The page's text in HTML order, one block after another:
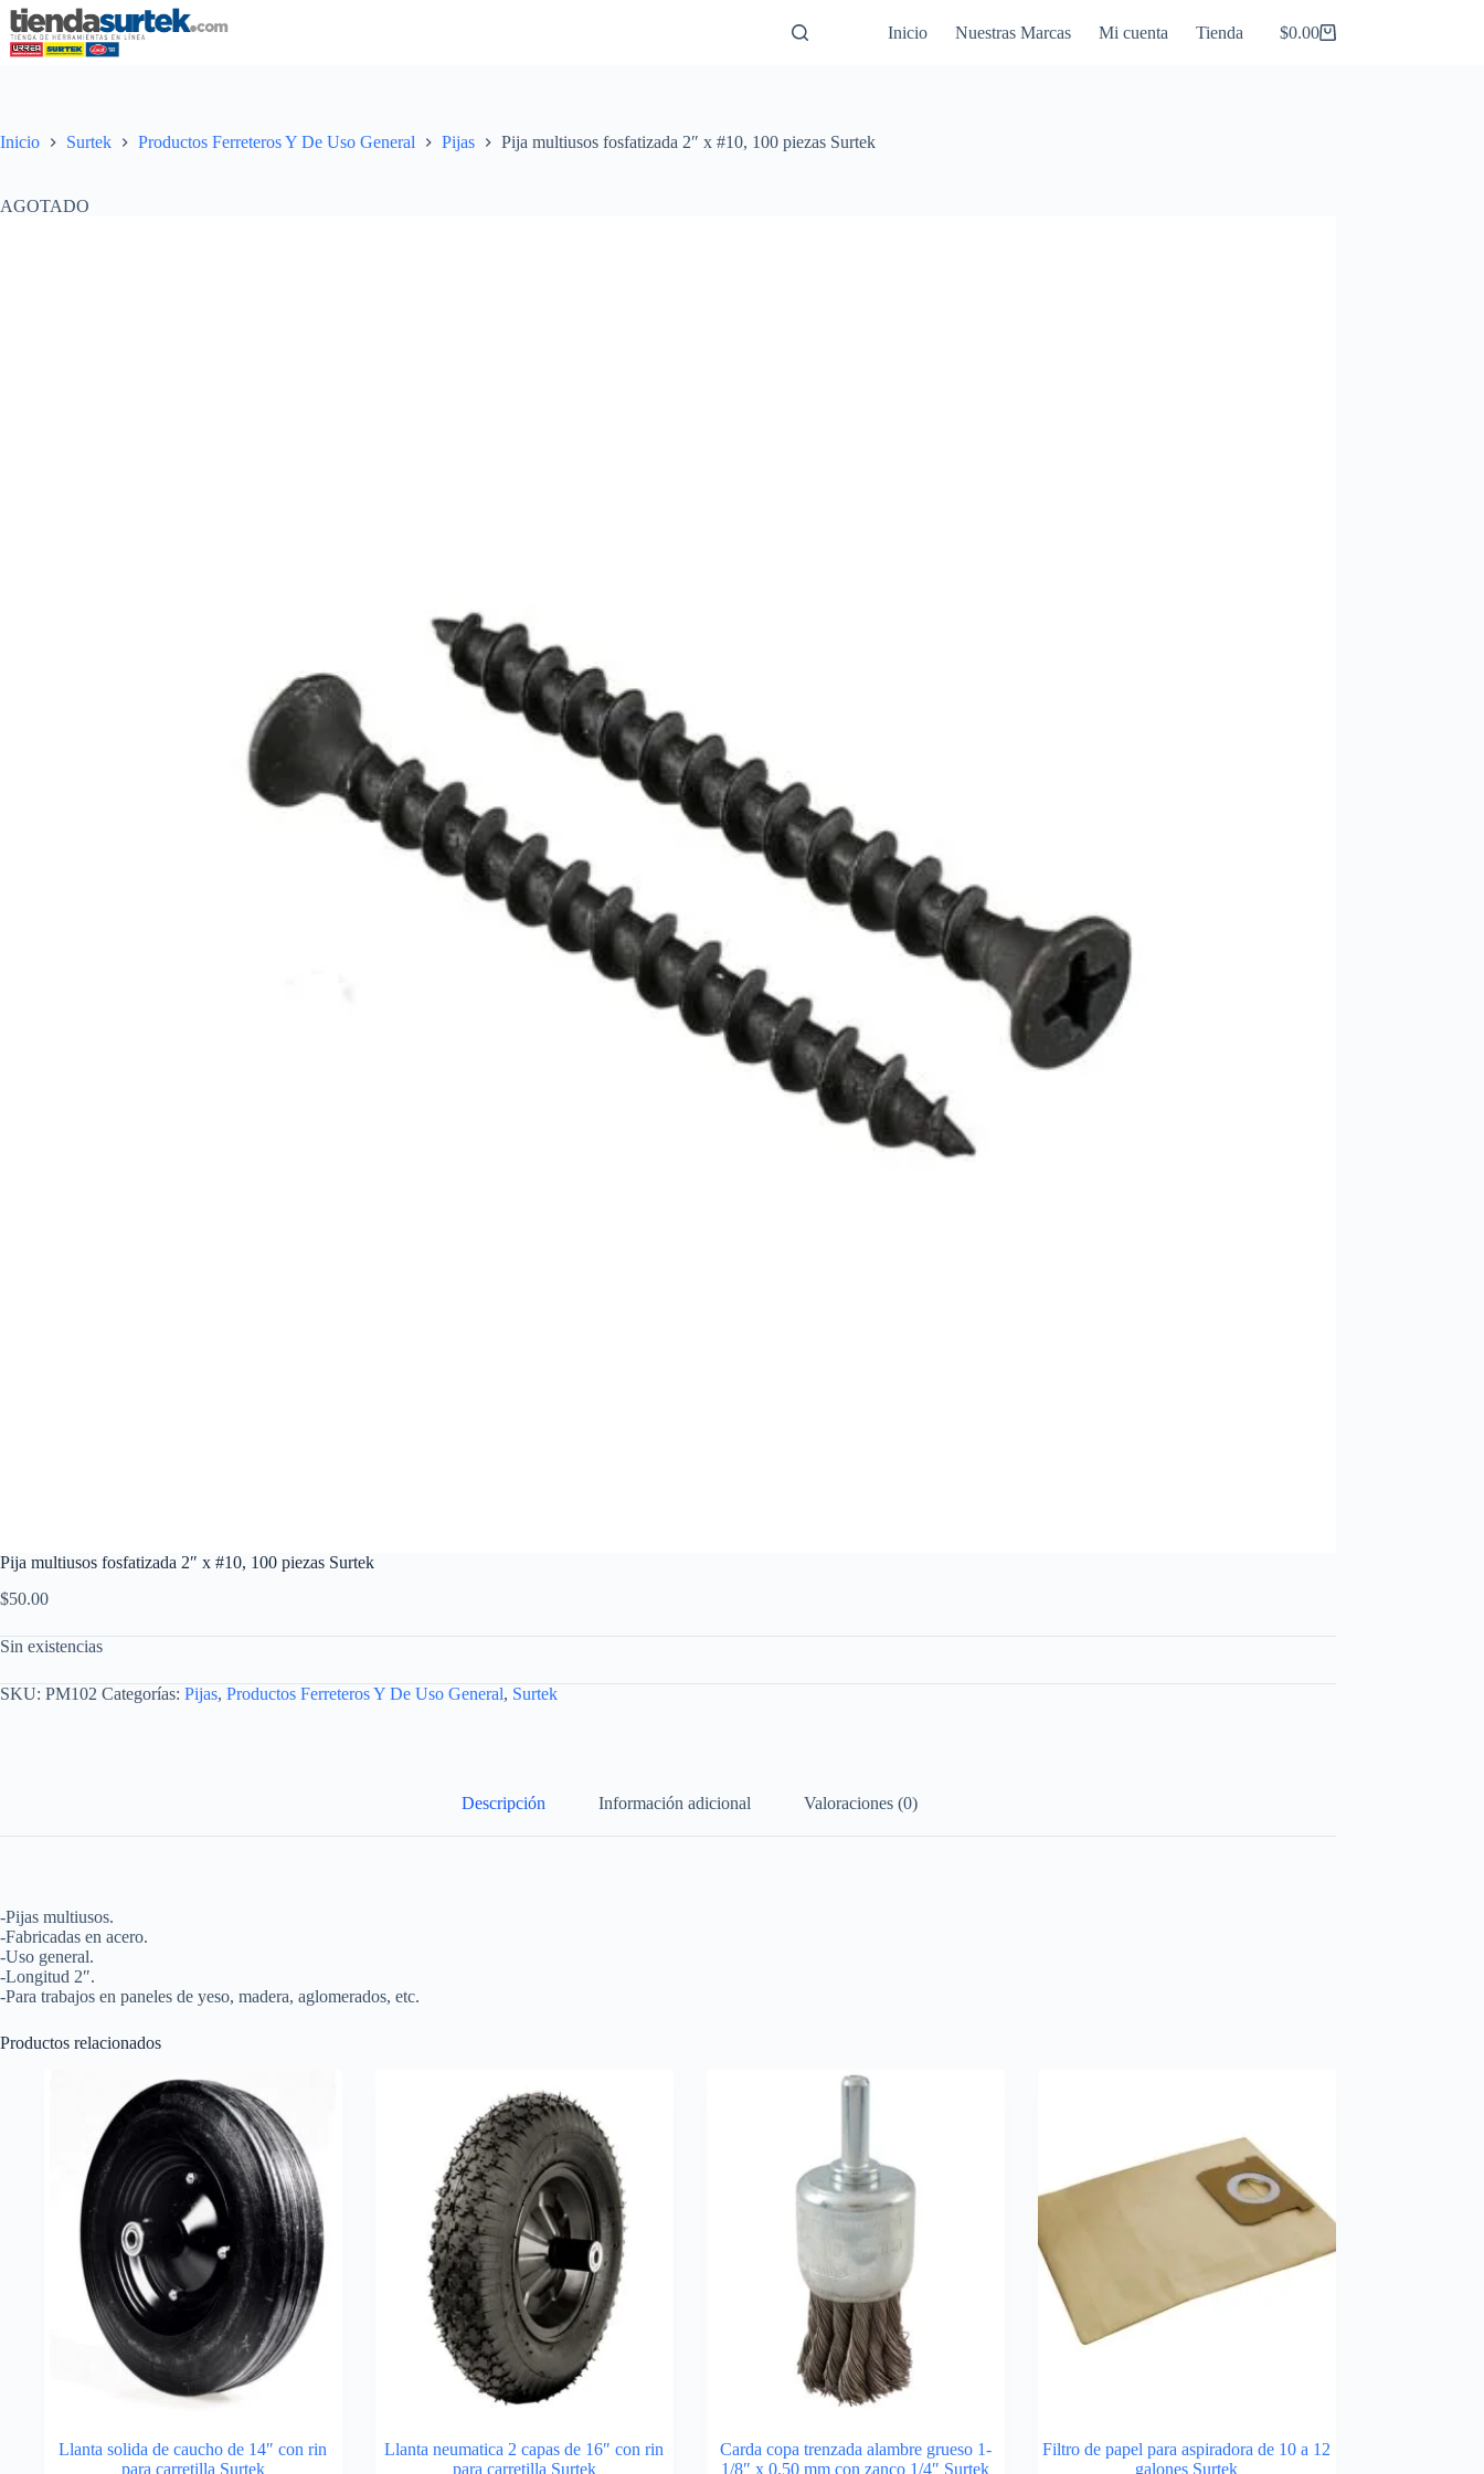
Saltar
al
contenido
Inicio Nuestras Marcas Mi cuenta Tienda
Carro
$0.00
Inicio Surtek Productos Ferreteros Y De Uso General Pijas Pija multiusos fosfatizada 2″ x #10, 100 piezas Surtek
AGOTADO
Pija multiusos fosfatizada 2″ x #10, 100 piezas Surtek
$50.00
Sin existencias
SKU: PM102 Categorías: Pijas, Productos Ferreteros Y De Uso General, Surtek
Descripción Información adicional Valoraciones (0)
-Pijas multiusos.
-Fabricadas en acero.
-Uso general.
-Longitud 2″.
-Para trabajos en paneles de yeso, madera, aglomerados, etc.
Productos relacionados
Llanta solida de caucho de 14″ con rin
para carretilla Surtek
Llanta neumatica 2 capas de 16″ con rin
para carretilla Surtek
Carda copa trenzada alambre grueso 1-
1/8″ x 0.50 mm con zanco 1/4″ Surtek
Filtro de papel para aspiradora de 10 a 12
galones Surtek